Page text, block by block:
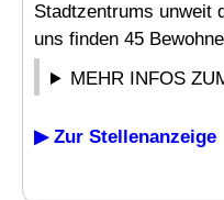
Stadtzentrums unweit
uns finden 45
MEHR INFOS
▶ Zur Stellenanzeige